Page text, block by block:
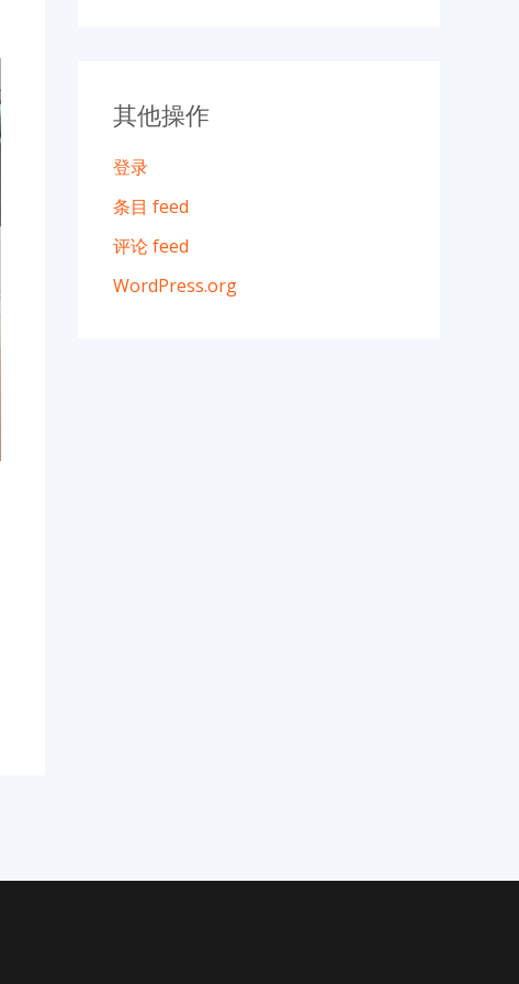
其他操作
登录
条目 feed
评论 feed
WordPress.org